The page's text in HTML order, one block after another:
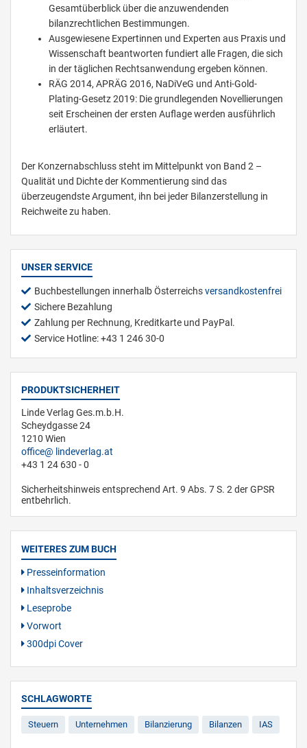
Gesamtüberblick über die anzuwendenden
bilanzrechtlichen Bestimmungen.
Ausgewiesene Expertinnen und Experten aus Praxis und
Wissenschaft beantworten fundiert alle Fragen, die sich
in der täglichen Rechtsanwendung ergeben können.
RÄG 2014, APRÄG 2016, NaDiVeG und Anti-Gold-
Plating-Gesetz 2019: Die grundlegenden Novellierungen
seit Erscheinen der ersten Auflage werden ausführlich
erläutert.
Der Konzernabschluss steht im Mittelpunkt von Band 2 –
Qualität und Dichte der Kommentierung sind das
überzeugendste Argument, ihn bei jeder Bilanzerstellung in
Reichweite zu haben.
UNSER SERVICE
Buchbestellungen innerhalb Österreichsversandkostenfrei
Sichere Bezahlung
Zahlung per Rechnung, Kreditkarte und PayPal.
Service Hotline: +43 1 246 30-0
PRODUKTSICHERHEIT
Linde Verlag Ges.m.b.H.
Scheydgasse 24
1210 Wien
office
lindeverlag.at
+43 1 24 630 - 0
Sicherheitshinweis entsprechend Art. 9 Abs. 7 S. 2 der GPSR
entbehrlich.
WEITERES ZUM BUCH
Presseinformation
Inhaltsverzeichnis
Leseprobe
Vorwort
300dpi Cover
SCHLAGWORTE
Steuern Unternehmen Bilanzierung Bilanzen IAS